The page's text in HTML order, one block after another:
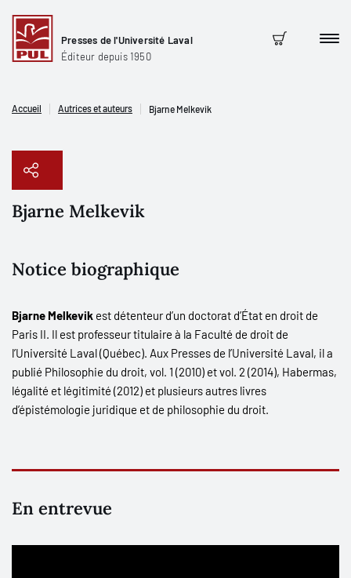
Presses de l'Université Laval
Éditeur depuis 1950
Panier
Accueil Autrices et auteurs Bjarne Melkevik
Bjarne Melkevik
Notice biographique
Bjarne Melkevik est détenteur d’un doctorat d’État en droit de
Paris II. Il est professeur titulaire à la Faculté de droit de
l’Université Laval (Québec). Aux Presses de l’Université Laval, il a
publié Philosophie du droit, vol. 1 (2010) et vol. 2 (2014), Habermas,
légalité et légitimité (2012) et plusieurs autres livres
d’épistémologie juridique et de philosophie du droit.
En entrevue